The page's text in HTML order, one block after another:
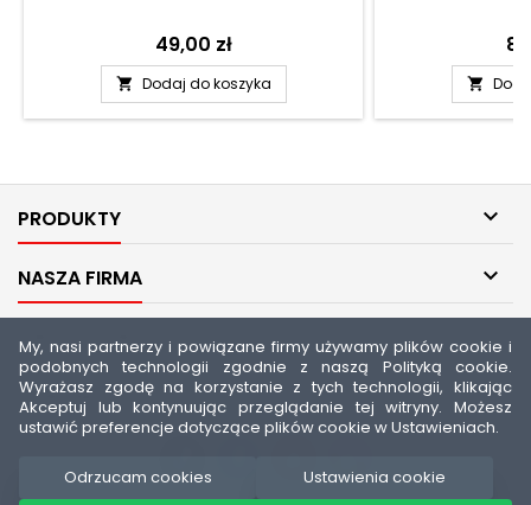
My, nasi partnerzy i powiązane firmy używamy plików cookie i
podobnych technologii zgodnie z naszą Polityką cookie.
Wyrażasz zgodę na korzystanie z tych technologii, klikając
Akceptuj lub kontynuując przeglądanie tej witryny. Możesz
ustawić preferencje dotyczące plików cookie w Ustawieniach.
Odrzucam cookies Ustawienia cookie
Cena
49,00 zł
 Dodaj do koszyka 
PRODUKTY 
NASZA FIRMA 
TWOJE KONTO 
KONTAKT 